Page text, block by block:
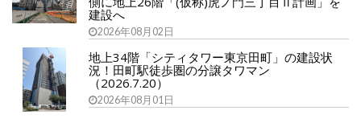
建設へ
2026年08月02日
地上34階「シティタワー東京田町」の建設状
況！田町駅徒歩圏の分譲タワマン
（2026.7.20）
2026年08月01日